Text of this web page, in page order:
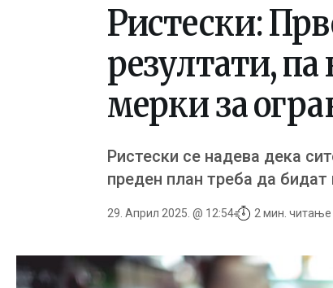
Ристески:
резултати,
мерки за
Ристески се надева дека
преден план треба да
29. Април 2025. @ 12:54 2 мин. читање